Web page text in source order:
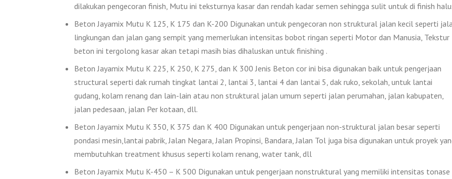
dilakukan pengecoran finish, Mutu ini teksturnya kasar dan rendah kadar semen sehingga sulit untuk di finish
Beton Jayamix Mutu K 125, K 175 dan K-200 Digunakan untuk pengecoran non struktural jalan kecil seperti
lingkungan dan jalan gang sempit yang memerlukan intensitas bobot ringan seperti Motor dan Manusia, Tekstur
beton ini tergolong kasar akan tetapi masih bias dihaluskan untuk finishing .
Beton Jayamix Mutu K 225, K 250, K 275, dan K 300 Jenis Beton cor ini bisa digunakan baik untuk pengerjaan
structural seperti dak rumah tingkat lantai 2, lantai 3, lantai 4 dan lantai 5, dak ruko, sekolah, untuk lantai
gudang, kolam renang dan lain-lain atau non struktural jalan umum seperti jalan perumahan, jalan kabupaten,
jalan pedesaan, jalan Per kotaan, dll.
Beton Jayamix Mutu K 350, K 375 dan K 400 Digunakan untuk pengerjaan non-struktural jalan besar seperti
pondasi mesin,lantai pabrik, Jalan Negara, Jalan Propinsi, Bandara, Jalan Tol juga bisa digunakan untuk proyek
membutuhkan treatment khusus seperti kolam renang, water tank, dll
Beton Jayamix Mutu K-450 – K 500 Digunakan untuk pengerjaan nonstruktural yang memiliki intensitas tonase